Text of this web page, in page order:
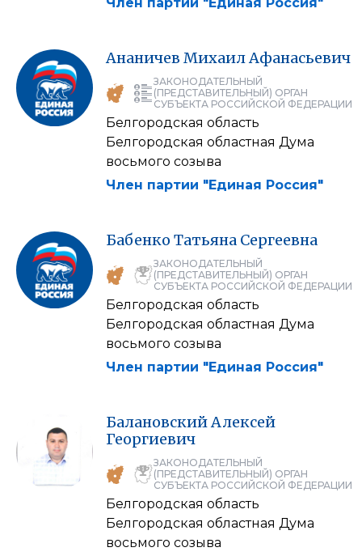
Ананичев Михаил Афанасьевич
ЗАКОНОДАТЕЛЬНЫЙ
(ПРЕДСТАВИТЕЛЬНЫЙ) ОРГАН
СУБЪЕКТА РОССИЙСКОЙ ФЕДЕРАЦИИ
Белгородская область
Белгородская областная Дума
восьмого созыва
Член партии "Единая Россия"
Бабенко Татьяна Сергеевна
ЗАКОНОДАТЕЛЬНЫЙ
(ПРЕДСТАВИТЕЛЬНЫЙ) ОРГАН
СУБЪЕКТА РОССИЙСКОЙ ФЕДЕРАЦИИ
Белгородская область
Белгородская областная Дума
восьмого созыва
Член партии "Единая Россия"
Балановский Алексей
Георгиевич
ЗАКОНОДАТЕЛЬНЫЙ
(ПРЕДСТАВИТЕЛЬНЫЙ) ОРГАН
СУБЪЕКТА РОССИЙСКОЙ ФЕДЕРАЦИИ
Белгородская область
Белгородская областная Дума
восьмого созыва